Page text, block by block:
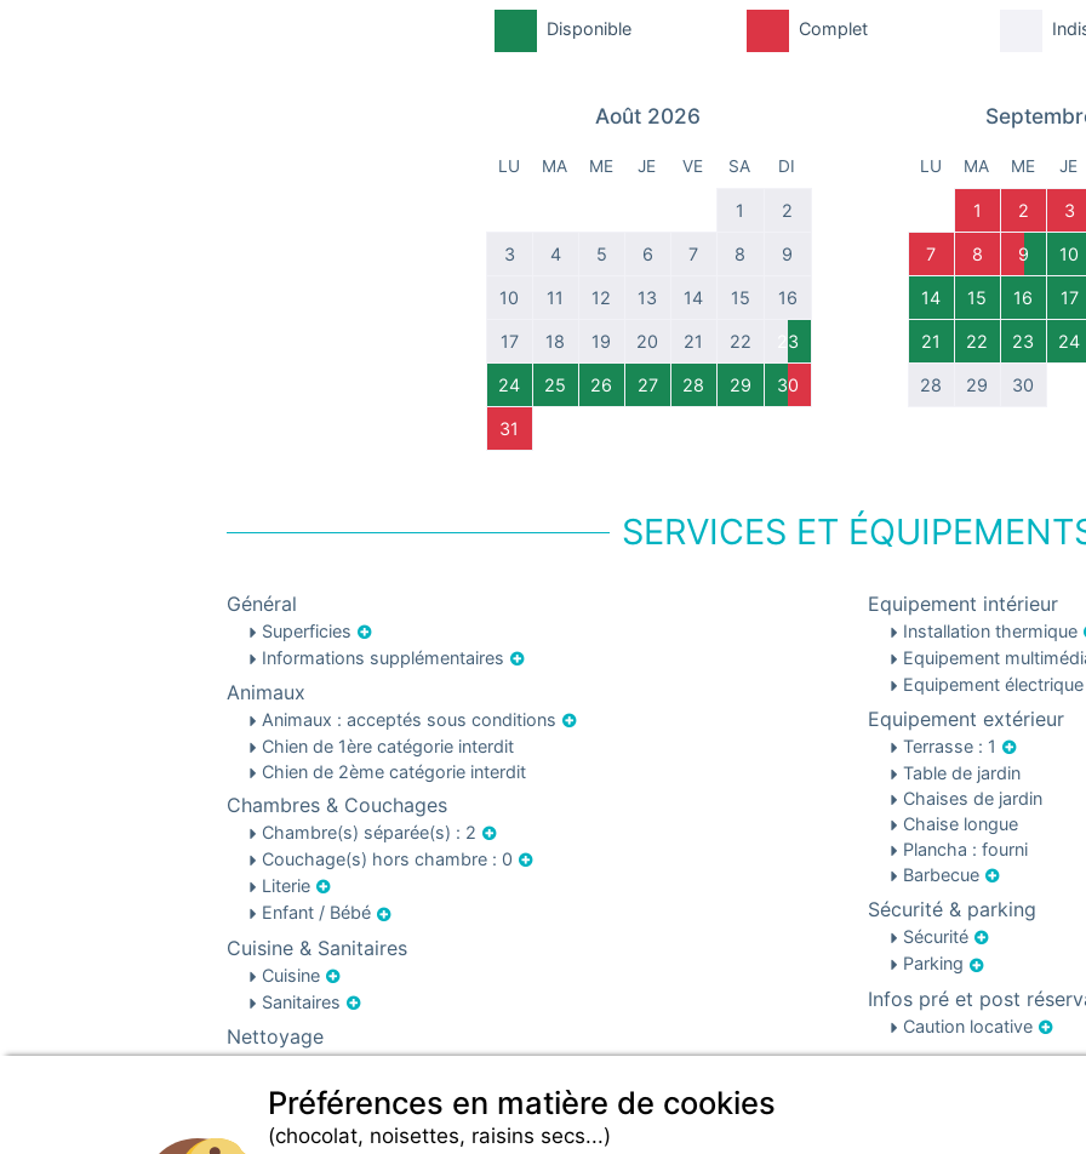
Disponible Complet
Août 2026
LU MA ME JE VE SA DI
1 2
3 4 5 6 7 8 9
10 11 12 13 14 15 16
17 18 19 20 21 22 23
24 25 26 27 28 29 30
31
LU MA ME JE
1 2 3
7 8 9 10
14 15 16 17
21 22 23 24
28 29 30
SERVICES ET
Général
Superficies
Informations supplémentaires
Animaux
Animaux : acceptés sous conditions
Chien de 1ère catégorie interdit
Chien de 2ème catégorie interdit
Chambres & Couchages
Chambre(s) séparée(s) : 2
Couchage(s) hors chambre : 0
Literie
Enfant / Bébé
Cuisine & Sanitaires
Cuisine
Sanitaires
Nettoyage
Equipement intérieur
Installation thermique
Equipement
Equipement
Equipement extérieur
Terrasse : 1
Table de jardin
Chaises de jardin
Chaise longue
Plancha : fourni
Barbecue
Sécurité & parking
Sécurité
Parking
Infos pré et post
Caution locative
Préférences en matière de cookies
(chocolat, noisettes, raisins secs...)